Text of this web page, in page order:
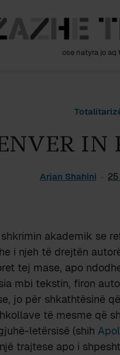
ose natyra jo aq
IN
Arjan Shahini
akademik se
i njeh të drejtën
tej mase, apo
mbi tekstin, firon
jo për shkathtësinë
të mesme që
letërsisë (shih
trajtese apo i